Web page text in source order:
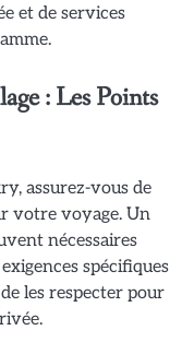
et de services
: Les Points
assurez-vous de
votre voyage. Un
nécessaires
spécifiques
les respecter pour